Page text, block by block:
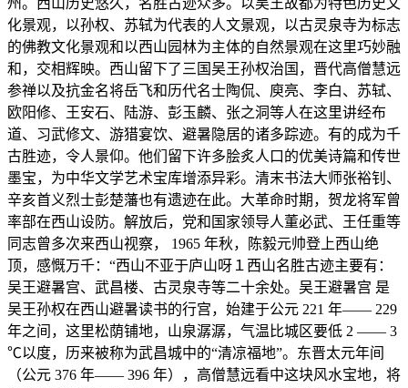
州。西山历史悠久，名胜古迹众多。以吴王故都为特色历史文
化景观，以孙权、苏轼为代表的人文景观，以古灵泉寺为标志
的佛教文化景观和以西山园林为主体的自然景观在这里巧妙融
和，交相辉映。西山留下了三国吴王孙权治国，晋代高僧慧远
参禅以及抗金名将岳飞和历代名士陶侃、庾亮、李白、苏轼、
欧阳修、王安石、陆游、彭玉麟、张之洞等人在这里讲经布
道、习武修文、游猎宴饮、避暑隐居的诸多踪迹。有的成为千
古胜迹，令人景仰。他们留下许多脍炙人口的优美诗篇和传世
墨宝，为中华文学艺术宝库增添异彩。清末书法大师张裕钊、
辛亥首义烈士彭楚藩也有遗迹在此。大革命时期，贺龙将军曾
率部在西山设防。解放后，党和国家领导人董必武、王任重等
同志曾多次来西山视察， 1965 年秋，陈毅元帅登上西山绝
顶，感慨万千：“西山不亚于庐山呀１西山名胜古迹主要有：
吴王避暑宫、武昌楼、古灵泉寺等二十余处。吴王避暑宫 是
吴王孙权在西山避暑读书的行宫，始建于公元 221 年—— 229
年之间，这里松荫铺地，山泉潺潺，气温比城区要低 2 —— 3
℃以度，历来被称为武昌城中的“清凉福地”。东晋太元年间
（公元 376 年—— 396 年），高僧慧远看中这块风水宝地，将